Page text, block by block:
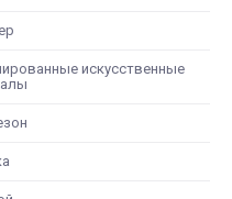
искусственные